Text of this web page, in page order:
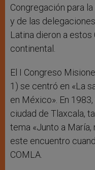
Congregación para
y de las
Latina dieron a
continental.
El I Congreso
1) se centró en «La
en México». En
ciudad de Tlaxcala,
tema «Junto a María,
este encuentro
COMLA.